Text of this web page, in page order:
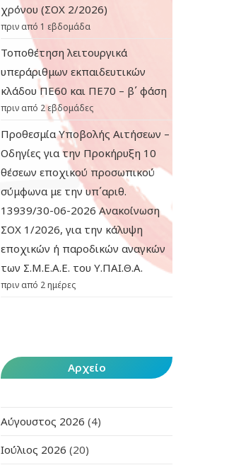
χρόνου (ΣΟΧ 2/2026)
πριν από 1 εβδομάδα
Τοποθέτηση λειτουργικά
υπεράριθμων εκπαιδευτικών
κλάδου ΠΕ60 και ΠΕ70 – β΄ φάση
πριν από 2 εβδομάδες
Προθεσμία Υποβολής Αιτήσεων –
Οδηγίες για την Προκήρυξη 10
θέσεων εποχικού προσωπικού
σύμφωνα με την υπ΄αριθ.
13939/30-06-2026 Ανακοίνωση
ΣΟΧ 1/2026, για την κάλυψη
εποχικών ή παροδικών αναγκών
των Σ.Μ.Ε.Α.Ε. του Υ.ΠΑΙ.Θ.Α.
πριν από 2 ημέρες
Αρχείο
Αύγουστος 2026 (4)
Ιούλιος 2026 (20)